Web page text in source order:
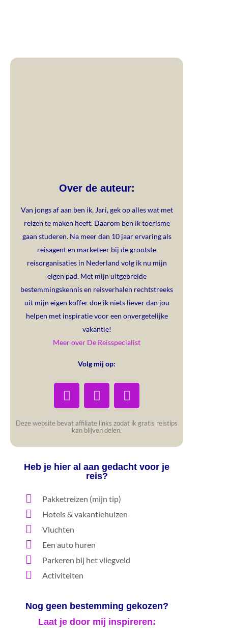
Over de auteur:
Van jongs af aan ben ik, Jari, gek op alles wat met
reizen te maken heeft. Daarom ben ik toerisme
gaan studeren. Na meer dan 10 jaar ervaring als
reisagent en marketeer bij de grootste
reisorganisaties in Nederland volg ik nu mijn
eigen pad. Met mijn uitgebreide
bestemmingskennis en reisverhalen rechtstreeks
uit mijn eigen koffer doe ik niets liever dan jou
helpen met inspiratie voor een onvergetelijke
vakantie!
Meer over De Reisspecialist
Volg mij op:
Deze website bevat affiliate links zodat ik gratis reistips
kan blijven delen.
Heb je hier al aan gedacht voor je
reis?
Pakketreizen (mijn tip)
Hotels & vakantiehuizen
Vluchten
Een auto huren
Parkeren bij het vliegveld
Activiteiten
Nog geen bestemming gekozen?
Laat je door mij inspireren: